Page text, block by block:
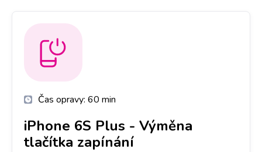
Čas opravy: 60 min
iPhone 6S Plus - Výměna
tlačítka zapínání